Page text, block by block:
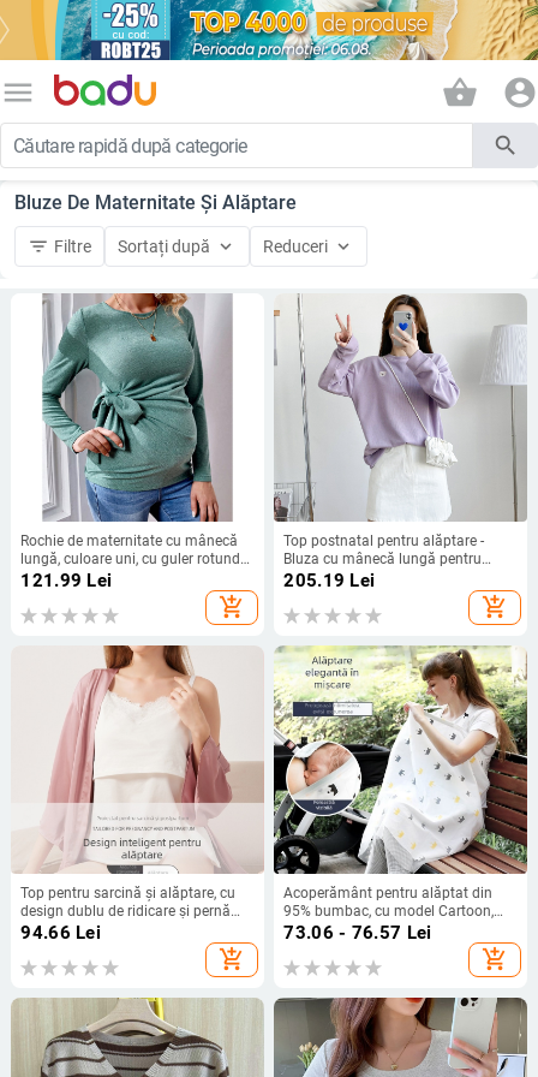
menu shopping_basket account_circle
search
Bluze De Maternitate Și Alăptare
filter_list Filtre Sortați după keyboard_arrow_down Reduceri keyboard_arrow_down
Rochie de maternitate cu mânecă
lungă, culoare uni, cu guler rotund
și curea, direct din fabrică, în stoc
121.99 Lei
add_shopping_cart
Top postnatal pentru alăptare -
Bluza cu mânecă lungă pentru
primăvară și toamnă | Model 8569,
205.19 Lei
add_shopping_cart
Top pentru sarcină și alăptare, cu
design dublu de ridicare și pernă
încorporată pentru sân (bumbac
natural; decolteu în V; fără mâneci)
94.66 Lei
add_shopping_cart
Acoperământ pentru alăptat din
95% bumbac, cu model Cartoon,
mâneci scurte
73.06 - 76.57 Lei
add_shopping_cart